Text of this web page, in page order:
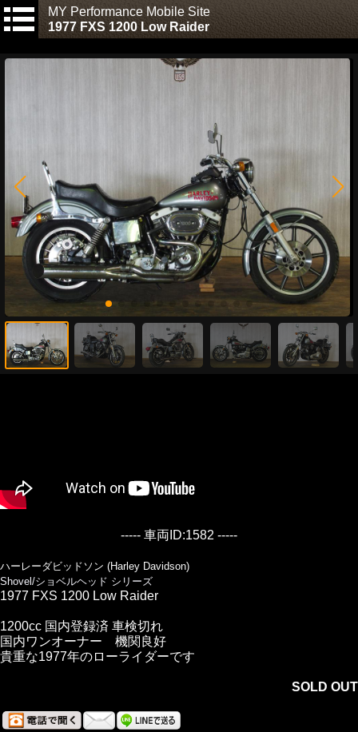
MY Performance Mobile Site
1977 FXS 1200 Low Raider
----- 車両ID:1582 -----
ハーレーダビッドソン (Harley Davidson)
Shovel/ショベルヘッド シリーズ
1977 FXS 1200 Low Raider
1200cc 国内登録済 車検切れ
国内ワンオーナー 機関良好
貴重な1977年のローライダーです
SOLD OUT